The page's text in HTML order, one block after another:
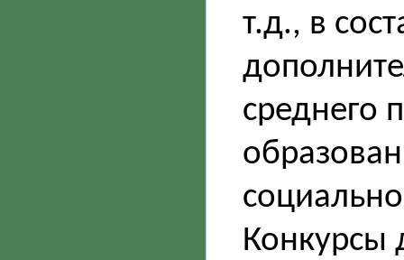
т.д., в
среднего
Конкурсы